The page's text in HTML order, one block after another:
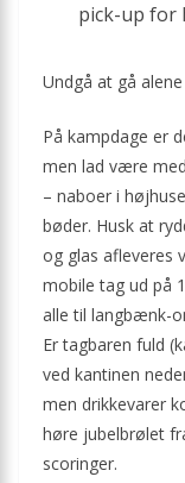
pick-up for
Undgå at gå
På kampdage er
men lad være
– naboer i
bøder. Husk at
og glas afleveres
mobile tag ud på
alle til langbænk-
Er tagbaren fuld
ved kantinen
men drikkevarer
høre jubelbrølet
scoringer.